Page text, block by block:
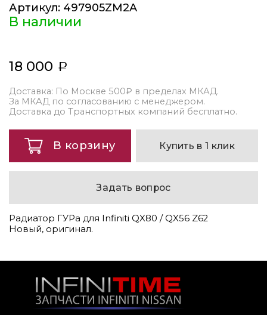
Артикул: 497905ZM2A
В наличии
18 000
Доставка: По Москве 500₽ в пределах МКАД.
За МКАД по согласованию с менеджером.
Доставка до Транспортных компаний бесплатно.
В корзину Купить в 1 клик
Задать вопрос
Радиатор ГУРа для Infiniti QX80 / QX56 Z62
Новый, оригинал.